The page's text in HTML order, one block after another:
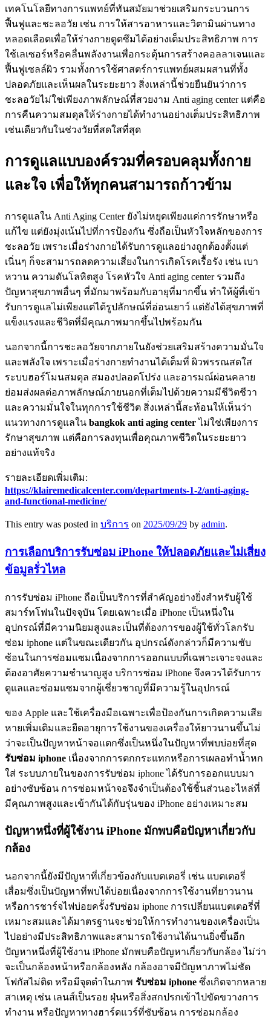
เทคโนโลยีทางการแพทย์ที่ทันสมัยมาช่วยเสริมกระบวนการ
ฟื้นฟูและชะลอวัย เช่น การให้สารอาหารและวิตามินผ่านทาง
หลอดเลือดเพื่อให้ร่างกายดูดซึมได้อย่างเต็มประสิทธิภาพ การ
ใช้เลเซอร์หรือคลื่นพลังงานเพื่อกระตุ้นการสร้างคอลลาเจนและ
ฟื้นฟูเซลล์ผิว รวมทั้งการใช้ศาสตร์การแพทย์ผสมผสานที่ทั้ง
ปลอดภัยและเห็นผลในระยะยาว สิ่งเหล่านี้ช่วยยืนยันว่าการ
ชะลอวัยไม่ใช่เพียงภาพลักษณ์ที่สวยงาม Anti aging center แต่คือ
การคืนความสมดุลให้ร่างกายได้ทำงานอย่างเต็มประสิทธิภาพ
เช่นเดียวกับในช่วงวัยที่สดใสที่สุด
การดูแลแบบองค์รวมที่ครอบคลุมทั้งกาย
และใจ เพื่อให้ทุกคนสามารถก้าวข้าม
การดูแลใน Anti Aging Center ยังไม่หยุดเพียงแค่การรักษาหรือ
แก้ไข แต่ยังมุ่งเน้นไปที่การป้องกัน ซึ่งถือเป็นหัวใจหลักของการ
ชะลอวัย เพราะเมื่อร่างกายได้รับการดูแลอย่างถูกต้องตั้งแต่
เนิ่นๆ ก็จะสามารถลดความเสี่ยงในการเกิดโรคเรื้อรัง เช่น เบา
หวาน ความดันโลหิตสูง โรคหัวใจ Anti aging center รวมถึง
ปัญหาสุขภาพอื่นๆ ที่มักมาพร้อมกับอายุที่มากขึ้น ทำให้ผู้ที่เข้า
รับการดูแลไม่เพียงแต่ได้รูปลักษณ์ที่อ่อนเยาว์ แต่ยังได้สุขภาพที่
แข็งแรงและชีวิตที่มีคุณภาพมากขึ้นไปพร้อมกัน
นอกจากนี้การชะลอวัยจากภายในยังช่วยเสริมสร้างความมั่นใจ
และพลังใจ เพราะเมื่อร่างกายทำงานได้เต็มที่ ผิวพรรณสดใส
ระบบฮอร์โมนสมดุล สมองปลอดโปร่ง และอารมณ์ผ่อนคลาย
ย่อมส่งผลต่อภาพลักษณ์ภายนอกที่เต็มไปด้วยความมีชีวิตชีวา
และความมั่นใจในทุกการใช้ชีวิต สิ่งเหล่านี้สะท้อนให้เห็นว่า
แนวทางการดูแลใน bangkok anti aging centerไม่ใช่เพียงการ
รักษาสุขภาพ แต่คือการลงทุนเพื่อคุณภาพชีวิตในระยะยาว
อย่างแท้จริง
รายละเอียดเพิ่มเติม:
https://klairemedicalcenter.com/departments-1-2/anti-aging-
and-functional-medicine/
This entry was posted in บริการ on 2025/09/29 by admin.
การเลือกบริการรับซ่อม iPhone ให้ปลอดภัยและไม่เสี่ยง
ข้อมูลรั่วไหล
การรับซ่อม iPhone ถือเป็นบริการที่สำคัญอย่างยิ่งสำหรับผู้ใช้
สมาร์ทโฟนในปัจจุบัน โดยเฉพาะเมื่อ iPhone เป็นหนึ่งใน
อุปกรณ์ที่มีความนิยมสูงและเป็นที่ต้องการของผู้ใช้ทั่วโลกรับ
ซ่อม iphone แต่ในขณะเดียวกัน อุปกรณ์ดังกล่าวก็มีความซับ
ซ้อนในการซ่อมแซมเนื่องจากการออกแบบที่เฉพาะเจาะจงและ
ต้องอาศัยความชำนาญสูง บริการซ่อม iPhone จึงควรได้รับการ
ดูแลและซ่อมแซมจากผู้เชี่ยวชาญที่มีความรู้ในอุปกรณ์
ของ Apple และใช้เครื่องมือเฉพาะเพื่อป้องกันการเกิดความเสีย
หายเพิ่มเติมและยืดอายุการใช้งานของเครื่องให้ยาวนานขึ้นไม่
ว่าจะเป็นปัญหาหน้าจอแตกซึ่งเป็นหนึ่งในปัญหาที่พบบ่อยที่สุด
รับซ่อม iphone เนื่องจากการตกกระแทกหรือการเผลอทำน้ำหก
ใส่ ระบบภายในของการรับซ่อม iphone ได้รับการออกแบบมา
อย่างซับซ้อน การซ่อมหน้าจอจึงจำเป็นต้องใช้ชิ้นส่วนอะไหล่ที่
มีคุณภาพสูงและเข้ากันได้กับรุ่นของ iPhone อย่างเหมาะสม
ปัญหาหนึ่งที่ผู้ใช้งาน iPhone มักพบคือปัญหาเกี่ยวกับ
กล้อง
นอกจากนี้ยังมีปัญหาที่เกี่ยวข้องกับแบตเตอรี่ เช่น แบตเตอรี่
เสื่อมซึ่งเป็นปัญหาที่พบได้บ่อยเนื่องจากการใช้งานที่ยาวนาน
หรือการชาร์จไฟบ่อยครั้งรับซ่อม iphone การเปลี่ยนแบตเตอรี่ที่
เหมาะสมและได้มาตรฐานจะช่วยให้การทำงานของเครื่องเป็น
ไปอย่างมีประสิทธิภาพและสามารถใช้งานได้นานยิ่งขึ้นอีก
ปัญหาหนึ่งที่ผู้ใช้งาน iPhone มักพบคือปัญหาเกี่ยวกับกล้อง ไม่ว่า
จะเป็นกล้องหน้าหรือกล้องหลัง กล้องอาจมีปัญหาภาพไม่ชัด
โฟกัสไม่ติด หรือมีจุดดำในภาพ รับซ่อม iphone ซึ่งเกิดจากหลาย
สาเหตุ เช่น เลนส์เป็นรอย ฝุ่นหรือสิ่งสกปรกเข้าไปขัดขวางการ
ทำงาน หรือปัญหาทางฮาร์ดแวร์ที่ซับซ้อน การซ่อมกล้อง